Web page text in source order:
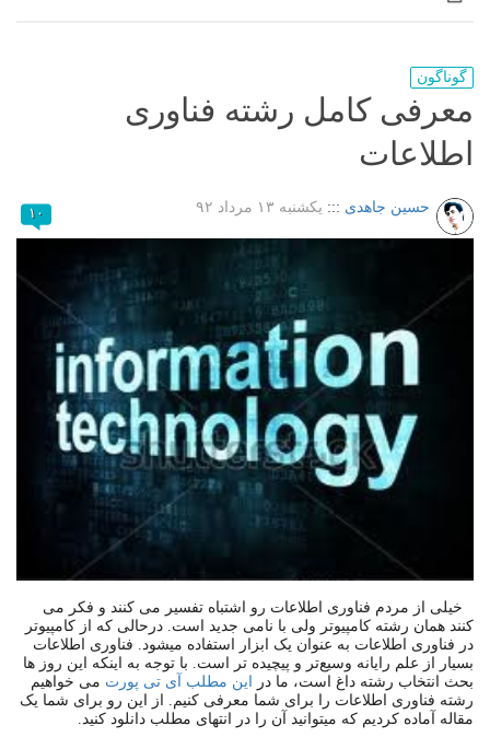
گوناگون
معرفی کامل رشته فناوری
اطلاعات
حسین جاهدی ::: یکشنبه ۱۳ مرداد ۹۲ ۱۰
خیلی از مردم فناوری اطلاعات رو اشتباه تفسیر می کنند و فکر می
کنند همان رشته کامپیوتر ولی با نامی جدید است. درحالی که از کامپیوتر
در فناوری اطلاعات به عنوان یک ابزار استفاده میشود. فناوری اطلاعات
بسیار از علم رایانه وسیع‌تر و پیچیده تر است. با توجه به اینکه این روز ها
بحث انتخاب رشته داغ است، ما در
این مطلب آی تی پورت می خواهیم
رشته فناوری اطلاعات را برای شما معرفی کنیم. از این رو برای شما یک
مقاله آماده کردیم که میتوانید آن را در انتهای مطلب دانلود کنید.